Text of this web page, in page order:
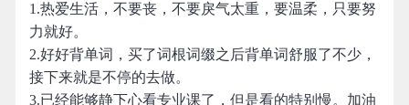
1.热爱生活，不要丧，不要戾气太重，要温柔，只要努
力就好。
2.好好背单词，买了词根词缀之后背单词舒服了不少，
接下来就是不停的去做。
3.已经能够静下心看专业课了，但是看的特别慢。加油